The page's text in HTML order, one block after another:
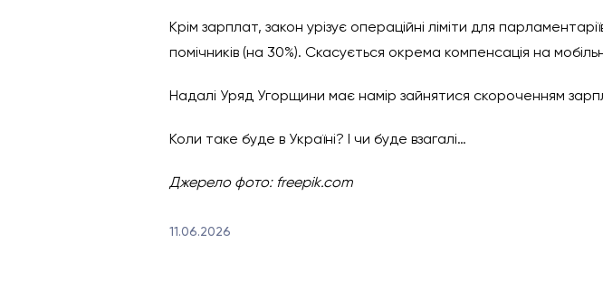
Крім зарплат, закон урізує операційні ліміти для
помічників (на 30%). Скасується окрема компенсація на
Надалі Уряд Угорщини має намір зайнятися скороченням
Коли таке буде в Україні? І чи буде взагалі…
Джерело фото: freepik.com
11.06.2026